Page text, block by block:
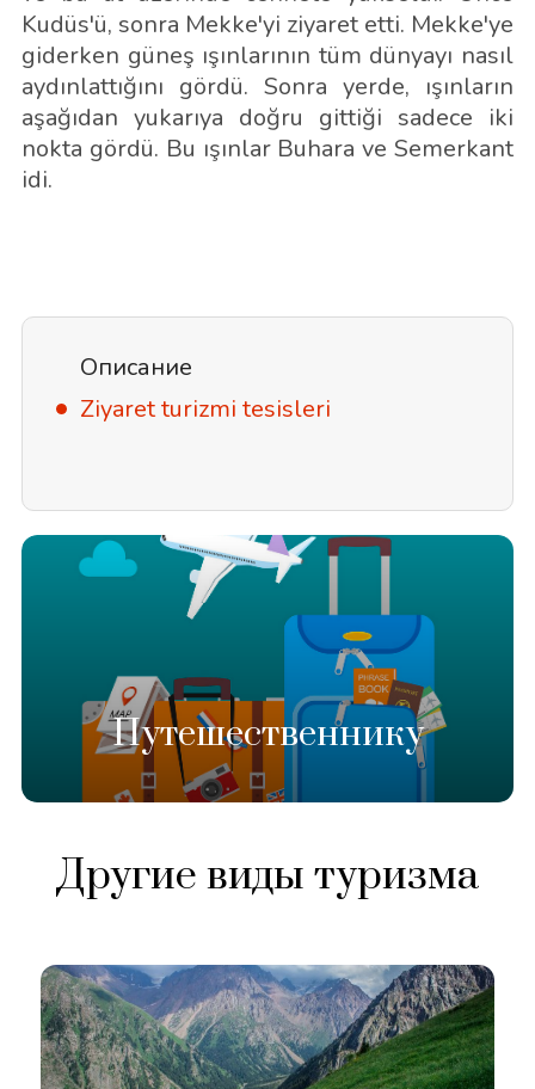
Kudüs'ü, sonra Mekke'yi ziyaret etti. Mekke'ye
giderken güneş ışınlarının tüm dünyayı nasıl
aydınlattığını gördü. Sonra yerde, ışınların
aşağıdan yukarıya doğru gittiği sadece iki
nokta gördü. Bu ışınlar Buhara ve Semerkant
idi.
Описание
Ziyaret turizmi tesisleri
Путешественнику
Другие виды туризма